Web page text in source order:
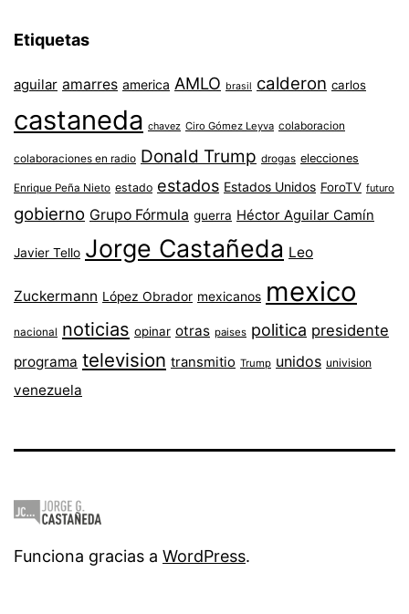
Etiquetas
aguilar amarres america AMLO brasil calderon carlos
castaneda chavez Ciro Gómez Leyva colaboracion
colaboraciones en radio Donald Trump drogas elecciones
Enrique Peña Nieto estado estados Estados Unidos ForoTV futuro
gobierno Grupo Fórmula guerra Héctor Aguilar Camín
Javier Tello Jorge Castañeda Leo
Zuckermann López Obrador mexicanos mexico
nacional noticias opinar otras paises politica presidente
programa television transmitio Trump unidos univision
venezuela
Funciona gracias a WordPress.